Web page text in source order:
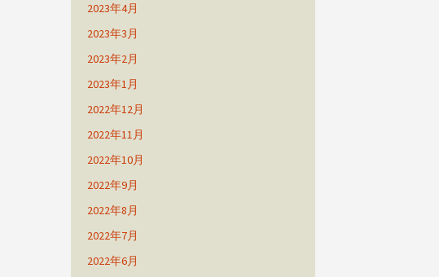
2023年4月
2023年3月
2023年2月
2023年1月
2022年12月
2022年11月
2022年10月
2022年9月
2022年8月
2022年7月
2022年6月